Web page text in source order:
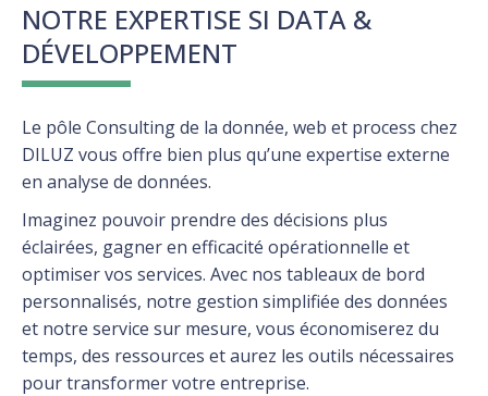
NOTRE EXPERTISE SI DATA &
DÉVELOPPEMENT
Le pôle Consulting de la donnée, web et process chez
DILUZ vous offre bien plus qu’une expertise externe
en analyse de données.
Imaginez pouvoir prendre des décisions plus
éclairées, gagner en efficacité opérationnelle et
optimiser vos services. Avec nos tableaux de bord
personnalisés, notre gestion simplifiée des données
et notre service sur mesure, vous économiserez du
temps, des ressources et aurez les outils nécessaires
pour transformer votre entreprise.